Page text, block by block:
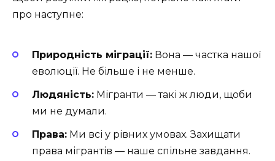
про наступне:
Природність міграції: Вона — частка нашої
еволюції. Не більше і не менше.
Людяність: Мігранти — такі ж люди, щоби
ми не думали.
Права: Ми всі у рівних умовах. Захищати
права мігрантів — наше спільне завдання.